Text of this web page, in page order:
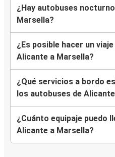
¿Hay autobuses
Marsella?
¿Es posible hacer un
Alicante a Marsella?
¿Qué servicios a bordo
los autobuses de
¿Cuánto equipaje puedo
Alicante a Marsella?